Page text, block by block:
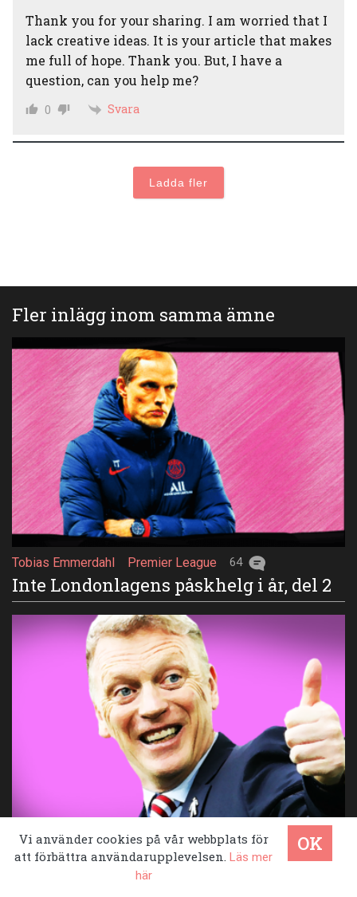
Thank you for your sharing. I am worried that I
lack creative ideas. It is your article that makes
me full of hope. Thank you. But, I have a
question, can you help me?
0 Svara
Ladda fler
Fler inlägg inom samma ämne
Tobias Emmerdahl Premier League 64
Inte Londonlagens påskhelg i år, del 2
Tobias Emmerdahl Premier League 56
David Moyes osannolika äventyr
Vi använder cookies på vår webbplats för
att förbättra användarupplevelsen. Läs mer
här
OK